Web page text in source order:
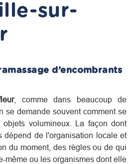
sur-
d’encombrants
, comme dans beaucoup de
se demande souvent comment se
objets volumineux. La façon dont
dépend de l'organisation locale et
du moment, des règles ou de qui
même ou les organismes dont elle